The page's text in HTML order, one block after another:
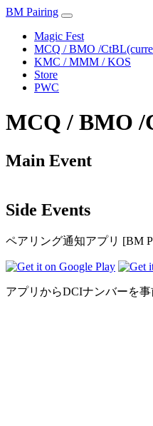
BM Pairing
Magic Fest
MCQ / BMO /CtBL
KMC / MMM / KOS
Store
PWC
MCQ / BMO /
Main Event
Side Events
ペアリング通知アプリ [BM
アプリからDCIナンバーを